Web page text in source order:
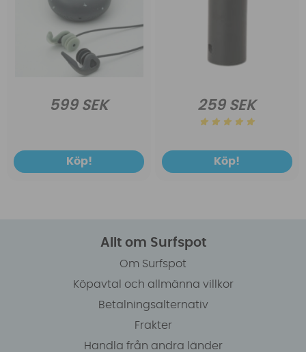
599 SEK
Köp!
259 SEK
Köp!
Allt om Surfspot
Om Surfspot
Köpavtal och allmänna villkor
Betalningsalternativ
Frakter
Handla från andra länder